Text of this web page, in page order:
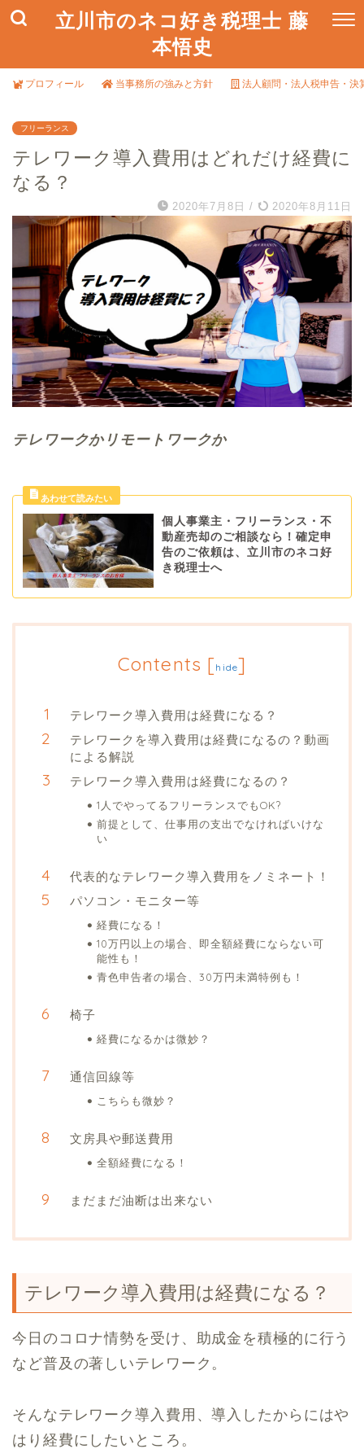
立川市のネコ好き税理士 藤
本悟史
プロフィール 当事務所の強みと方針 法人顧問・法人税申告・決
フリーランス
テレワーク導入費用はどれだけ経費に
なる？
2020年7月8日 / 2020年8月11日
テレワークかリモートワークか
個人事業主・フリーランス・不
動産売却のご相談なら！確定申
告のご依頼は、立川市のネコ好
き税理士へ
Contents [hide]
テレワーク導入費用は経費になる？
テレワークを導入費用は経費になるの？動画
による解説
テレワーク導入費用は経費になるの？
1人でやってるフリーランスでもOK?
前提として、仕事用の支出でなければいけな
い
代表的なテレワーク導入費用をノミネート！
パソコン・モニター等
経費になる！
10万円以上の場合、即全額経費にならない可
能性も！
青色申告者の場合、30万円未満特例も！
椅子
経費になるかは微妙？
通信回線等
こちらも微妙？
文房具や郵送費用
全額経費になる！
まだまだ油断は出来ない
テレワーク導入費用は経費になる？
今日のコロナ情勢を受け、助成金を積極的に行う
など普及の著しいテレワーク。
そんなテレワーク導入費用、導入したからにはや
はり経費にしたいところ。